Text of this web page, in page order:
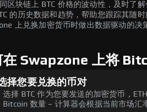
区块链上 BTC 价格的波动性，及时了
的历史数据和趋势，帮助您跟踪其随
上兑换加密货币时做出数据驱动的决
在 Swapzone 上将
择您要兑换的币对
选择 BTC 作为您要发送的加密货币，
Bitcoin 数量 – 计算器会根据当前市场汇